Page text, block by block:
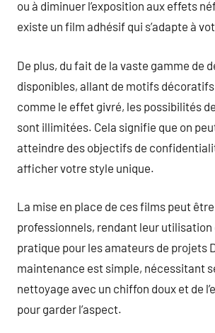
ou à diminuer l’exposition aux effets
existe un film adhésif qui s’adapte à
De plus, du fait de la vaste gamme de
disponibles, allant de motifs
comme le effet givré, les possibilités
sont illimitées. Cela signifie que on
atteindre des objectifs de
afficher votre style unique.
La mise en place de ces films peut
professionnels, rendant leur utilisation
pratique pour les amateurs de projets
maintenance est simple, nécessitant
nettoyage avec un chiffon doux et de
pour garder l’aspect.